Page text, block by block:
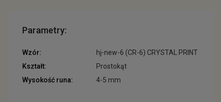
Parametry:
Wzór:
hj-new-6 (CR-6) CRYSTAL PRINT
Kształt:
Prostokąt
Wysokość runa:
4-5 mm